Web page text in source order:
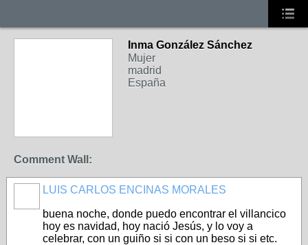
Inma González Sánchez
Mujer
madrid
España
Comment Wall:
LUIS CARLOS ENCINAS MORALES
buena noche, donde puedo encontrar el villancico
hoy es navidad, hoy nació Jesús, y lo voy a
celebrar, con un guiño si si con un beso si si etc.